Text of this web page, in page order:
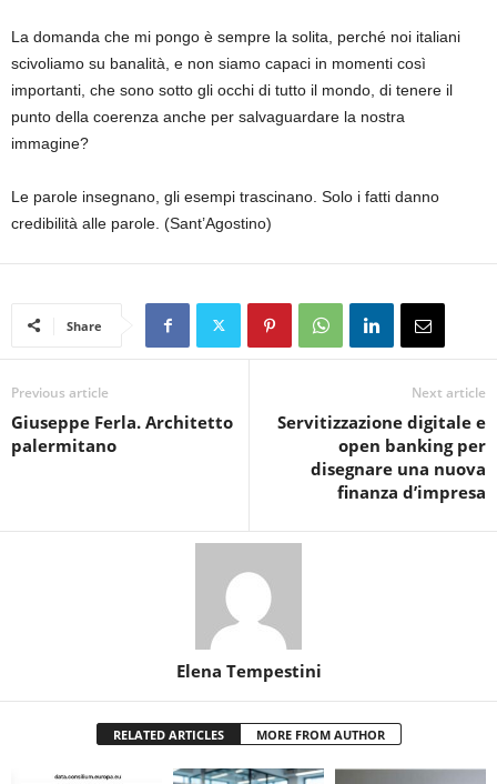
La domanda che mi pongo è sempre la solita, perché noi italiani
scivoliamo su banalità, e non siamo capaci in momenti così
importanti, che sono sotto gli occhi di tutto il mondo, di tenere il
punto della coerenza anche per salvaguardare la nostra
immagine?
Le parole insegnano, gli esempi trascinano. Solo i fatti danno
credibilità alle parole. (Sant’Agostino)
Share
Previous article
Giuseppe Ferla. Architetto
palermitano
Next article
Servitizzazione digitale e
open banking per
disegnare una nuova
finanza d’impresa
Elena Tempestini
RELATED ARTICLES MORE FROM AUTHOR